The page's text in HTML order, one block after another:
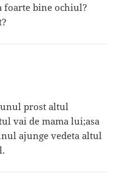
foarte bine ochiul?
prost altul
vai de mama lui;asa
ajunge vedeta altul